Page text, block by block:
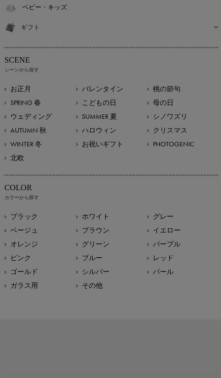
ベビー・キッズ
ギフト
SCENE
シーンから探す
お正月 バレンタイン
桃の節句
SPRING 春
こどもの日
母の日
ウェディング
SUMMER 夏
シノワズリ
AUTUMN 秋
ハロウィン
クリスマス
WINTER 冬
お祝いギフト
PHOTOGENIC
北欧
COLOR
カラーから探す
ブラック ホワイト
グレー
ベージュ
ブラウン
イエロー
オレンジ
グリーン
パープル
ピンク
ブルー
レッド
ゴールド
シルバー
パール
ガラス用
その他